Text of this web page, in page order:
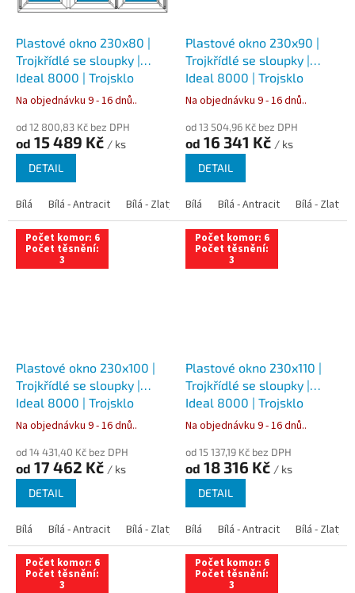
Plastové okno 230x80 |
Trojkřídlé se sloupky |
Ideal 8000 | Trojsklo
Na objednávku 9 - 16 dnů..
od 12 800,83 Kč bez DPH
od 15 489 Kč / ks
DETAIL
Bílá Bílá - Antracit Bílá - Zlatý dub Bílá - Tmavý dub Bílá -
Plastové okno 230x90 |
Trojkřídlé se sloupky |
Ideal 8000 | Trojsklo
Na objednávku 9 - 16 dnů..
od 13 504,96 Kč bez DPH
od 16 341 Kč / ks
DETAIL
Bílá Bílá - Antracit Bílá - Zlatý
Počet komor: 6
Počet těsnění:
3
Plastové okno 230x100 |
Trojkřídlé se sloupky |
Ideal 8000 | Trojsklo
Na objednávku 9 - 16 dnů..
od 14 431,40 Kč bez DPH
od 17 462 Kč / ks
DETAIL
Bílá Bílá - Antracit Bílá - Zlatý dub Bílá - Tmavý dub Bílá -
Počet komor: 6
Počet těsnění:
3
Plastové okno 230x110 |
Trojkřídlé se sloupky |
Ideal 8000 | Trojsklo
Na objednávku 9 - 16 dnů..
od 15 137,19 Kč bez DPH
od 18 316 Kč / ks
DETAIL
Bílá Bílá - Antracit Bílá - Zlatý
Počet komor: 6
Počet těsnění:
3
Počet komor: 6
Počet těsnění:
3